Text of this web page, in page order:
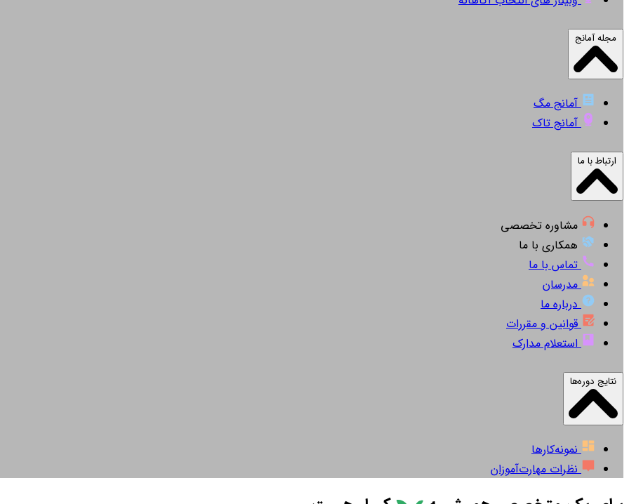
مجله آمانج
آمانج مگ
آمانج تاک
ارتباط با ما
مشاوره تخصصی
همکاری با ما
تماس با ما
مدرسان
درباره ما
قوانین و مقررات
استعلام مدارک
نتایج دوره‌ها
نمونه‌کارها
نظرات مهارت‌آموزان